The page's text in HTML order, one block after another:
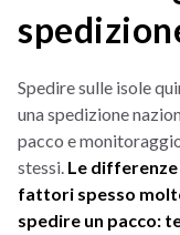
Spedire sulle isole
una spedizione
pacco e
stessi. Le
fattori spesso
spedire un pacco: